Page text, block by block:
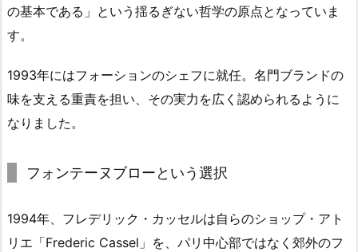
の基本である」という揺るぎない哲学の原点となっていま
す。
1993年にはフォーションのシェフに就任。名門ブランドの
味を支える重責を担い、その実力を広く認められるように
なりました。
フォンテーヌブローという選択
1994年、フレデリック・カッセルは自らのショップ・アト
リエ「Frederic Cassel」を、パリ中心部ではなく郊外のフ